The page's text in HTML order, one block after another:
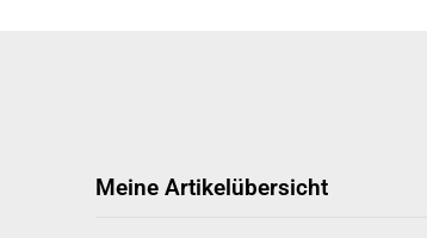
Meine Artikelübersicht